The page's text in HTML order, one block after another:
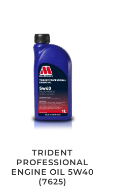
TRIDENT
PROFESSIONAL
ENGINE OIL 5W40
(7625)